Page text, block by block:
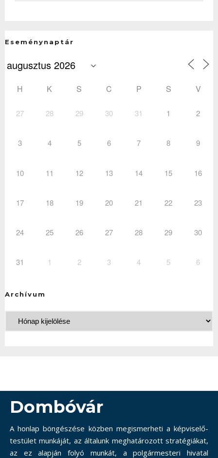
Eseménynaptár
H K S C P S V
27 28 29 30 31 1 2
3 4 5 6 7 8 9
10 11 12 13 14 15 16
17 18 19 20 21 22 23
24 25 26 27 28 29 30
31 1 2 3 4 5 6
Archívum
Dombóvár
A honlap böngészése közben megismerheti a képviselő-
testület munkáját, az általunk meghatározott stratégiákat,
az ez alapján folyó munkát, a polgármesteri hivatal